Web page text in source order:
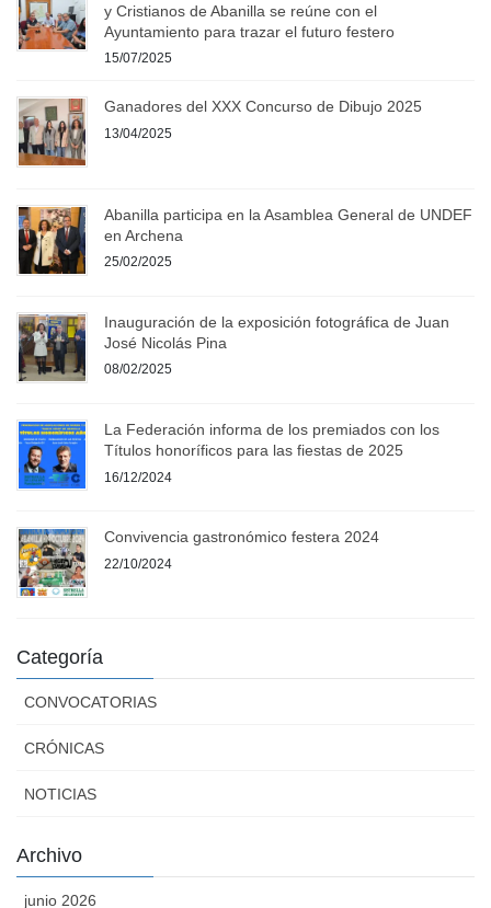
y Cristianos de Abanilla se reúne con el
Ayuntamiento para trazar el futuro festero
15/07/2025
Ganadores del XXX Concurso de Dibujo 2025
13/04/2025
Abanilla participa en la Asamblea General de UNDEF
en Archena
25/02/2025
Inauguración de la exposición fotográfica de Juan
José Nicolás Pina
08/02/2025
La Federación informa de los premiados con los
Títulos honoríficos para las fiestas de 2025
16/12/2024
Convivencia gastronómico festera 2024
22/10/2024
Categoría
CONVOCATORIAS
CRÓNICAS
NOTICIAS
Archivo
junio 2026